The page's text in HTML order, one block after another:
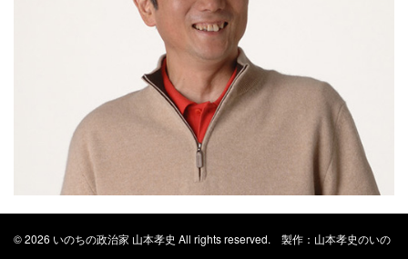
© 2026 いのちの政治家 山本孝史 All rights reserved. 製作：山本孝史のいの